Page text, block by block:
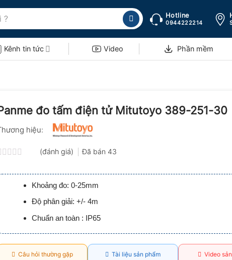
Hotline
0944222214
Kênh tin tức Video Phần mềm
đo tấm điện tử Mitutoyo 389-251-30
hiệu:
xếp
(đánh giá) Đã bán 43
Khoảng đo: 0-25mm
Độ phân giải: +/- 4m
Chuẩn an toàn : IP65
Câu hỏi thường gặp Tài liệu sản phẩm Video